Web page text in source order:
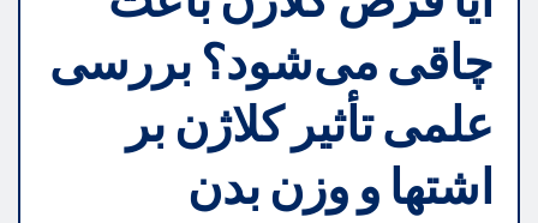
چاقی می‌شود؟ بررسی
علمی تأثیر کلاژن بر
اشتها و وزن بدن